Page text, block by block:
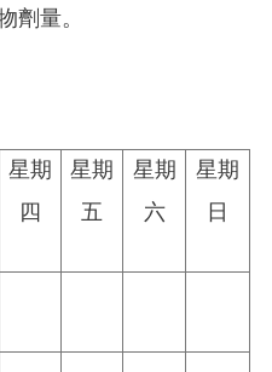
劑量。
星期
四
星期
五
星期
六
星期
日